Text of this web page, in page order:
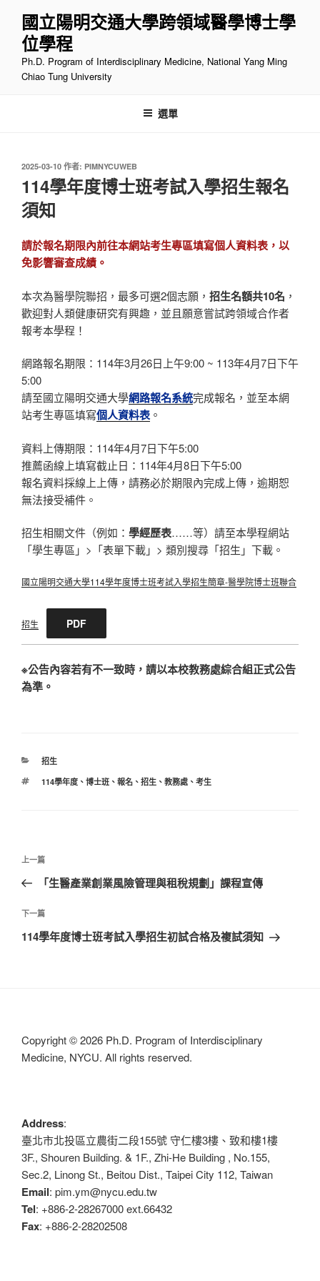
國立陽明交通大學跨領域醫學博士學
位學程
Ph.D. Program of Interdisciplinary Medicine, National Yang Ming
Chiao Tung University
選單
發
於
2025-03-10 作者: PIMNYCUWEB
114學年度博士班考試入學招生報名
須知
請於報名期限內前往本網站考生專區填寫個人資料表，以
免影響審查成績。
本次為醫學院聯招，最多可選2個志願， 招生名額共10名 ，
歡迎對人類健康研究有興趣，並且願意嘗試跨領域合作者
報考本學程！
網路報名期限：114年3月26日上午9:00 ~ 113年4月7日下午
5:00
請至國立陽明交通大學網路報名系統完成報名，並至本網
站考生專區填寫個人資料表。
資料上傳期限：114年4月7日下午5:00
推薦函線上填寫截止日：114年4月8日下午5:00
報名資料採線上上傳，請務必於期限內完成上傳，逾期恕
無法接受補件。
招生相關文件（例如： 學經歷表……等）請至本學程網站
「學生專區」>「表單下載」> 類別搜尋「招生」下載。
國立陽明交通大學114學年度博士班考試入學招生簡章-醫學院博士班聯合
招生 PDF
※公告內容若有不一致時，請以本校教務處綜合組正式公告
為準。
分
招生
標
114學年度、 博士班、 報名、 招生、 教務處、 考生
文
導
覽
上
一
文
章
上一篇
「生醫產業創業風險管理與租稅規劃」課程宣傳
下
一
下一篇
114學年度博士班考試入學招生初試合格及複試須知
Copyright © 2026 Ph.D. Program of Interdisciplinary
Medicine, NYCU. All rights reserved.
Address:
臺北市北投區立農街二段155號 守仁樓3樓、致和樓1樓
3F., Shouren Building. & 1F., Zhi-He Building , No.155,
Sec.2, Linong St., Beitou Dist., Taipei City 112, Taiwan
Email: pim.ym@nycu.edu.tw
Tel: +886-2-28267000 ext.66432
Fax: +886-2-28202508